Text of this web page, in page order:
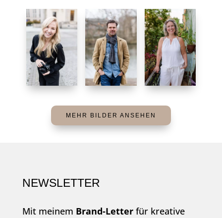
MEHR BILDER ANSEHEN
NEWSLETTER
Mit meinem Brand-Letterfür kreative